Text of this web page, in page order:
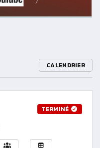
CALENDRIER
TERMINÉ